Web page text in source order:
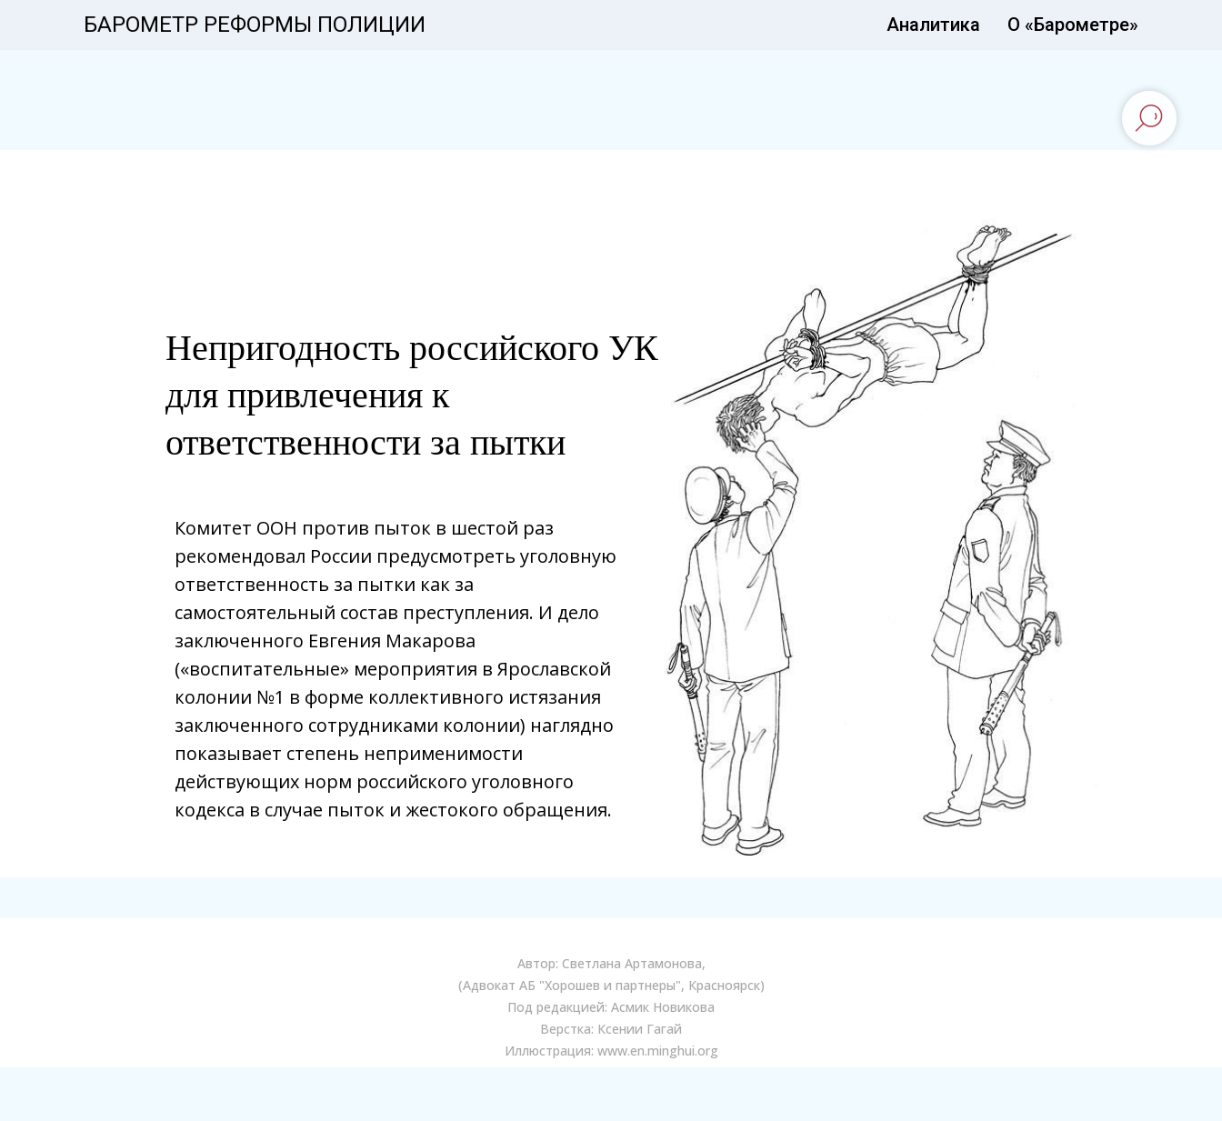
БАРОМЕТР РЕФОРМЫ ПОЛИЦИИ Аналитика О «Барометре»
Непригодность российского УК
для привлечения к
ответственности за пытки
Комитет ООН против пыток в шестой раз
рекомендовал России предусмотреть уголовную
ответственность за пытки как за
самостоятельный состав преступления. И дело
заключенного Евгения Макарова
(«воспитательные» мероприятия в Ярославской
колонии №1 в форме коллективного истязания
заключенного сотрудниками колонии) наглядно
показывает степень неприменимости
действующих норм российского уголовного
кодекса в случае пыток и жестокого обращения.
Автор: Светлана Артамонова,
(Адвокат АБ "Хорошев и партнеры", Красноярск)
Под редакцией: Асмик Новикова
Верстка: Ксении Гагай
Иллюстрация: www.en.minghui.org